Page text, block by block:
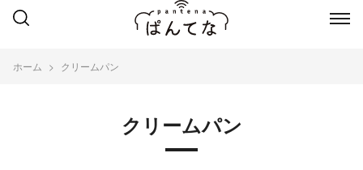
ホーム クリームパン
クリームパン